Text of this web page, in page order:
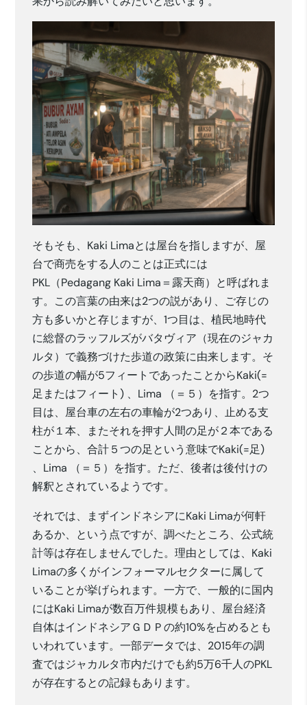
そもそも、Kaki Limaとは屋台を指しますが、屋
台で商売をする人のことは正式には
PKL（Pedagang Kaki Lima＝露天商）と呼ばれま
す。この言葉の由来は2つの説があり、ご存じの
方も多いかと存じますが、1つ目は、植民地時代
に総督のラッフルズがバタヴィア（現在のジャカ
ルタ）で義務づけた歩道の政策に由来します。そ
の歩道の幅が5フィートであったことからKaki(=
足またはフィート) 、Lima （＝５）を指す。2つ
目は、屋台車の左右の車輪が2つあり、止める支
柱が１本、またそれを押す人間の足が２本である
ことから、合計５つの足という意味でKaki(=足)
、Lima （＝５）を指す。ただ、後者は後付けの
解釈とされているようです。
それでは、まずインドネシアにKaki Limaが何軒
あるか、という点ですが、調べたところ、公式統
計等は存在しませんでした。理由としては、Kaki
Limaの多くがインフォーマルセクターに属して
いることが挙げられます。一方で、一般的に国内
にはKaki Limaが数百万件規模もあり、屋台経済
自体はインドネシアＧＤＰの約10%を占めるとも
いわれています。一部データでは、2015年の調
査ではジャカルタ市内だけでも約5万6千人のPKL
が存在するとの記録もあります。